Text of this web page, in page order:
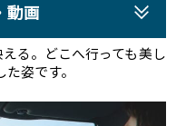
動画
る。どこへ行っても美し
姿です。